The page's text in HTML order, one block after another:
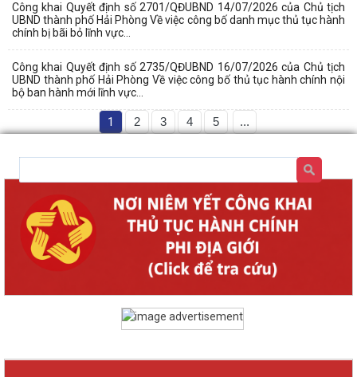
Công khai Quyết định số 2701/QĐUBND 14/07/2026 của Chủ tịch
UBND thành phố Hải Phòng Về việc công bố danh mục thủ tục hành
chính bị bãi bỏ lĩnh vực...
Công khai Quyết định số 2735/QĐUBND 16/07/2026 của Chủ tịch
UBND thành phố Hải Phòng Về việc công bố thủ tục hành chính nội
bộ ban hành mới lĩnh vực...
1 2 3 4 5 ...